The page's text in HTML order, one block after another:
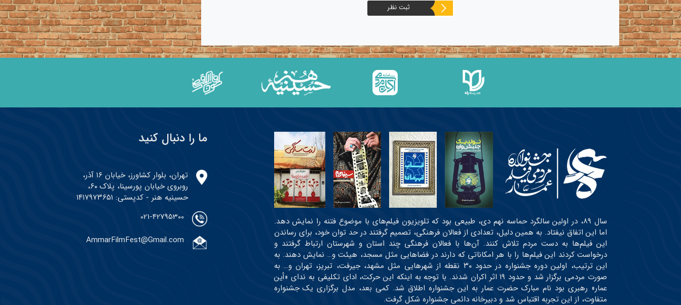
ثبت نظر
سال ۸۹، در اولین سالگرد حماسه نهم دی، طبیعی بود که تلویزیون فیلم‌های با موضوع فتنه را نمایش دهد.
اما این اتفاق نیفتاد. به همین دلیل، تعدادی از فعالان فرهنگی، تصمیم گرفتند در حد توان خود، برای رساندن
این فیلم‌ها به دست مردم تلاش کنند. آن‌ها با فعالان فرهنگی چند استان و شهرستان ارتباط گرفتند و
درخواست کردند این فیلم‌ها را با هر امکاناتی که دارند در فضاهایی مثل مسجد، هیئت و… نمایش دهند. به
این ترتیب، اولین دوره جشنواره در حدود ۳۰ نقطه از شهرهایی مثل مشهد، جیرفت، تبریز، تهران و… به
صورت مردمی برگزار شد و حدود ۱۹ اثر اکران شدند. با توجه به اینکه این حرکت، ادای تکلیفی به ندای «أین
عمار» رهبری بود نام مبارک حضرت عمار به این جشنواره اطلاق شد. کمی بعد، مدل برگزاری یک جشنواره
متفاوت، از این تجربه اقتباس شد و دبیرخانه دائمی جشنواره شکل گرفت.
ما را دنبال کنید
تهران، بلوار کشاورز، خیابان ۱۶ آذر،
روبروی خیابان پورسینا، پلاک ۶۰،
حسینیه هنر - کدپستی: ۱۴۱۷۹۷۳۶۵۱
021-42795300
AmmarFilmFest@Gmail.com